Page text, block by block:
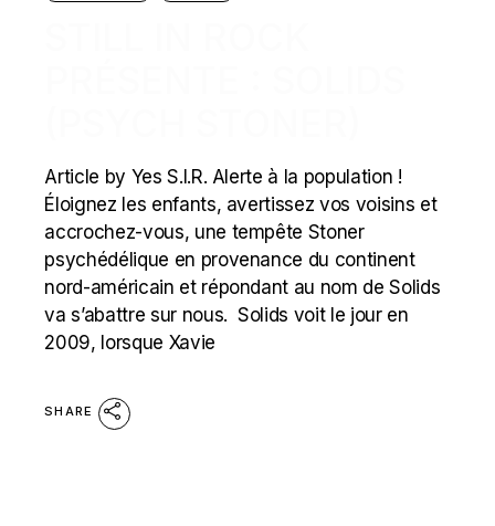
Article by Yes S.I.R. Alerte à la population !
Éloignez les enfants, avertissez vos voisins et
accrochez-vous, une tempête Stoner
psychédélique en provenance du continent
nord-américain et répondant au nom de Solids
va s’abattre sur nous. Solids voit le jour en
2009, lorsque Xavie
SHARE